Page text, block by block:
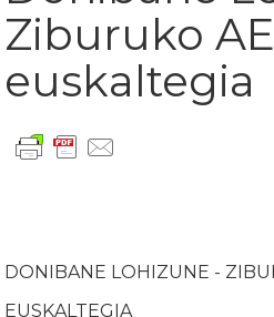
Ziburuko
euskaltegia
DONIBANE LOHIZUNE -
EUSKALTEGIA